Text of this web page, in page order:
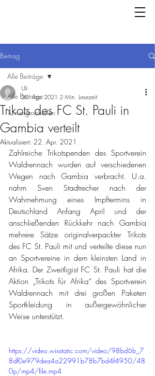
Beitrag
Alle Beiträge
Turniergeschehen
Alle Beiträge
Trikots des FC St. Pauli in
Gambia verteilt
Uli
20. Apr. 2021 2 Min. Lesezeit
Aktualisiert: 22. Apr. 2021
Zahlreiche Trikotspenden des Sportverein
Waldrennach wurden auf verschiedenen
Wegen nach Gambia verbracht. U.a.
nahm Sven Stadtrecher nach der
Wahrnehmung eines Impftermins in
Deutschland Anfang April und der
anschließenden Rückkehr nach Gambia
mehrere Sätze originalverpackter Trikots
des FC St. Pauli mit und verteilte diese nun
an Sportvereine in dem kleinsten Land in
Afrika. Der Zweitligist FC St. Pauli hat die
Aktion „Trikots für Afrika“ des Sportverein
Waldrennach mit drei großen Paketen
Sportkleidung in außergewöhnlicher
Weise unterstützt.
https://video.wixstatic.com/video/98bd6b_7
8df0e979dea4a22991b78b7bd4f4950/48
0p/mp4/file.mp4